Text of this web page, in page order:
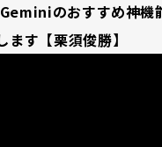
Geminiのおすすめ神機
す【栗須俊勝】